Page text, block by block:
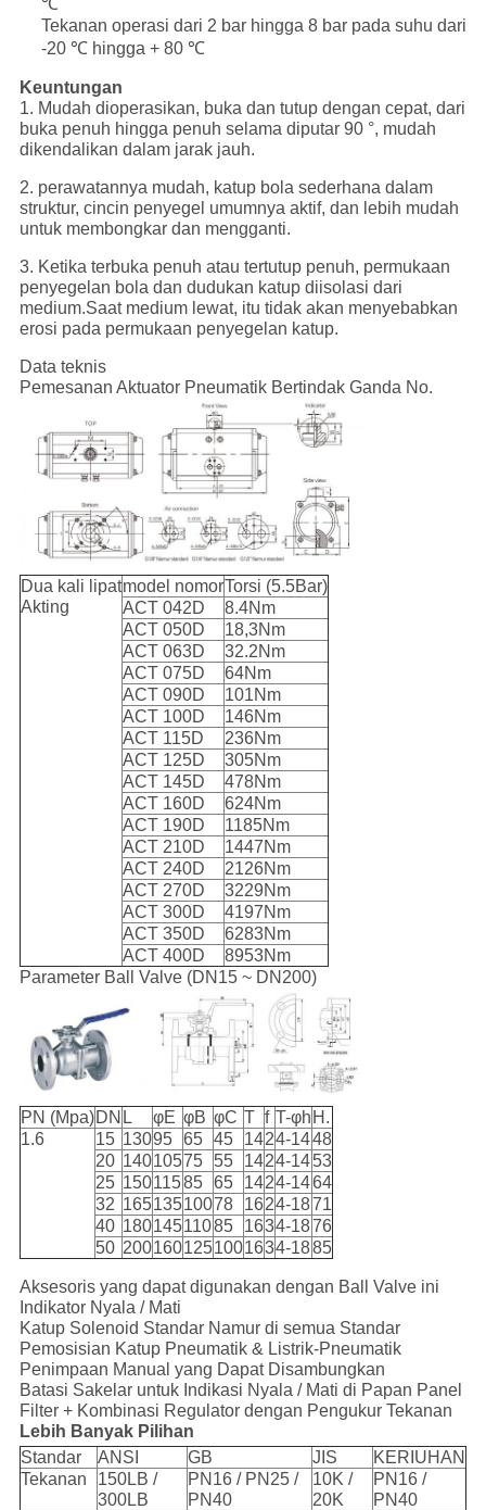
℃
Tekanan operasi dari 2 bar hingga 8 bar pada suhu dari
-20 ℃ hingga + 80 ℃
Keuntungan
1. Mudah dioperasikan, buka dan tutup dengan cepat, dari
buka penuh hingga penuh selama diputar 90 °, mudah
dikendalikan dalam jarak jauh.
2. perawatannya mudah, katup bola sederhana dalam
struktur, cincin penyegel umumnya aktif, dan lebih mudah
untuk membongkar dan mengganti.
3. Ketika terbuka penuh atau tertutup penuh, permukaan
penyegelan bola dan dudukan katup diisolasi dari
medium.Saat medium lewat, itu tidak akan menyebabkan
erosi pada permukaan penyegelan katup.
Data teknis
Pemesanan Aktuator Pneumatik Bertindak Ganda No.
Dua kali lipat
Akting
model nomorTorsi (5.5Bar)
ACT 042D
8.4Nm
ACT 050D
18,3Nm
ACT 063D
32.2Nm
ACT 075D
64Nm
ACT 090D
101Nm
ACT 100D
146Nm
ACT 115D
236Nm
ACT 125D
305Nm
ACT 145D
478Nm
ACT 160D
624Nm
ACT 190D
1185Nm
ACT 210D
1447Nm
ACT 240D
2126Nm
ACT 270D
3229Nm
ACT 300D
4197Nm
ACT 350D
6283Nm
ACT 400D
8953Nm
Parameter Ball Valve (DN15 ~ DN200)
PN (Mpa)DN L φE φB φC T f T-φh H.
1.6
15 13095 65 45 1424-1448
20 14010575 55 1424-1453
25 15011585 65 1424-1464
32 16513510078 1624-1871
40 18014511085 1634-1876
50 2001601251001634-1885
Aksesoris yang dapat digunakan dengan Ball Valve ini
Indikator Nyala / Mati
Katup Solenoid Standar Namur di semua Standar
Pemosisian Katup Pneumatik & Listrik-Pneumatik
Penimpaan Manual yang Dapat Disambungkan
Batasi Sakelar untuk Indikasi Nyala / Mati di Papan Panel
Filter + Kombinasi Regulator dengan Pengukur Tekanan
Lebih Banyak Pilihan
Standar
ANSI GB JIS
KERIUHAN
Tekanan
150LB /
300LB
PN16 / PN25 /
PN40
10K /
20K
PN16 /
PN40